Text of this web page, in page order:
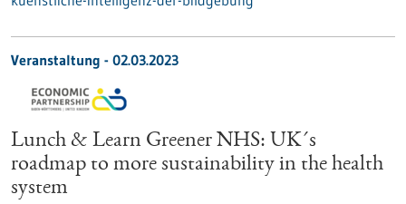
Veranstaltung - 02.03.2023
Lunch & Learn Greener NHS: UK´s
roadmap to more sustainability in the health
system